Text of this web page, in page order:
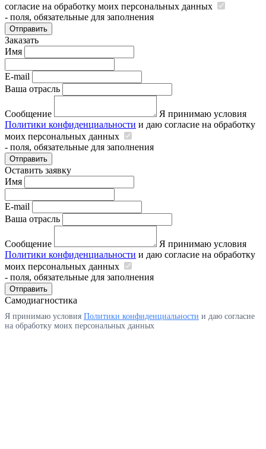
согласие на обработку моих персональных данных
- поля, обязательные для заполнения
Отправить
Заказать
Имя
E-mail
Ваша отрасль
Сообщение
Я принимаю условия
Политики конфиденциальности и даю согласие на обработку
моих персональных данных
- поля, обязательные для заполнения
Отправить
Оставить заявку
Имя
E-mail
Ваша отрасль
Сообщение
Я принимаю условия
Политики конфиденциальности и даю согласие на обработку
моих персональных данных
- поля, обязательные для заполнения
Отправить
Самодиагностика
Я принимаю условия Политики конфиденциальности и даю согласие
на обработку моих персональных данных